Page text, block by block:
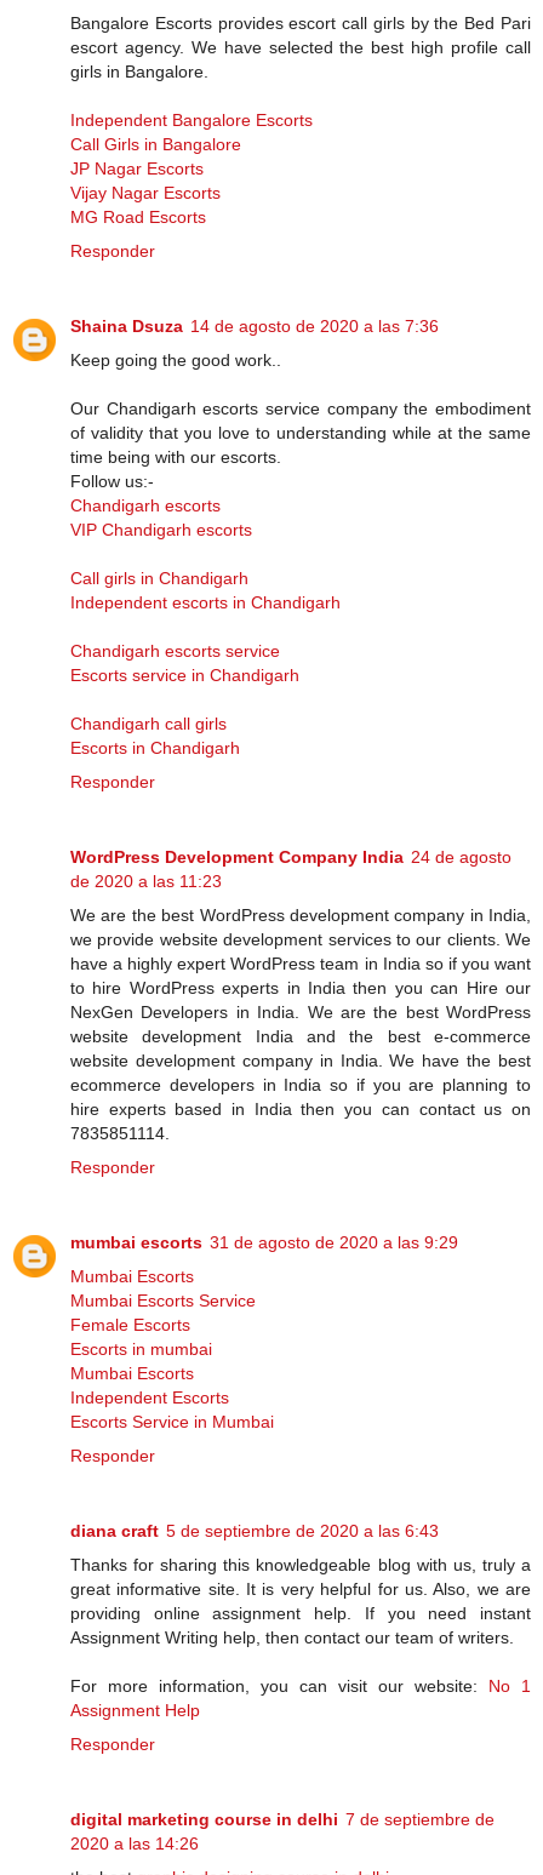
Bangalore Escorts provides escort call girls by the Bed Pari
escort agency. We have selected the best high profile call
girls in Bangalore.
Independent Bangalore Escorts
Call Girls in Bangalore
JP Nagar Escorts
Vijay Nagar Escorts
MG Road Escorts
Responder
Shaina Dsuza 14 de agosto de 2020 a las 7:36
Keep going the good work..
Our Chandigarh escorts service company the embodiment
of validity that you love to understanding while at the same
time being with our escorts.
Follow us:-
Chandigarh escorts
VIP Chandigarh escorts
Call girls in Chandigarh
Independent escorts in Chandigarh
Chandigarh escorts service
Escorts service in Chandigarh
Chandigarh call girls
Escorts in Chandigarh
Responder
WordPress Development Company India 24 de agosto
de 2020 a las 11:23
We are the best WordPress development company in India,
we provide website development services to our clients. We
have a highly expert WordPress team in India so if you want
to hire WordPress experts in India then you can Hire our
NexGen Developers in India. We are the best WordPress
website development India and the best e-commerce
website development company in India. We have the best
ecommerce developers in India so if you are planning to
hire experts based in India then you can contact us on
7835851114.
Responder
mumbai escorts 31 de agosto de 2020 a las 9:29
Mumbai Escorts
Mumbai Escorts Service
Female Escorts
Escorts in mumbai
Mumbai Escorts
Independent Escorts
Escorts Service in Mumbai
Responder
diana craft 5 de septiembre de 2020 a las 6:43
Thanks for sharing this knowledgeable blog with us, truly a
great informative site. It is very helpful for us. Also, we are
providing online assignment help. If you need instant
Assignment Writing help, then contact our team of writers.
For more information, you can visit our website: No 1
Assignment Help
Responder
digital marketing course in delhi 7 de septiembre de
2020 a las 14:26